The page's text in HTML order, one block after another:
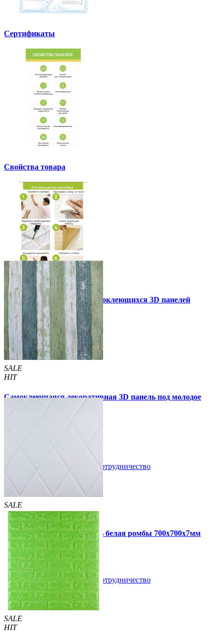
Сертификаты
Свойства товара
Инструкция установки самоклеющихся 3D панелей
Другие так же купили
SALE
HIT
Самоклеющаяся декоративная 3D панель под молодое
Сотрудничество
SALE
HIT
Самоклеющаяся 3D панель белая ромбы 700x700x7мм
109 грн/шт 160 грн /шт
Купить В закладки Сотрудничество
SALE
HIT